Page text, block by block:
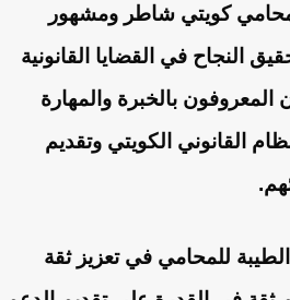
محامي كويتي شاطر ومشهور
النجاح في القضايا القانونية
المعروفون بالخبرة والمهارة
القانوني الكويتي وتقديم
للمحامي في تعزيز ثقة